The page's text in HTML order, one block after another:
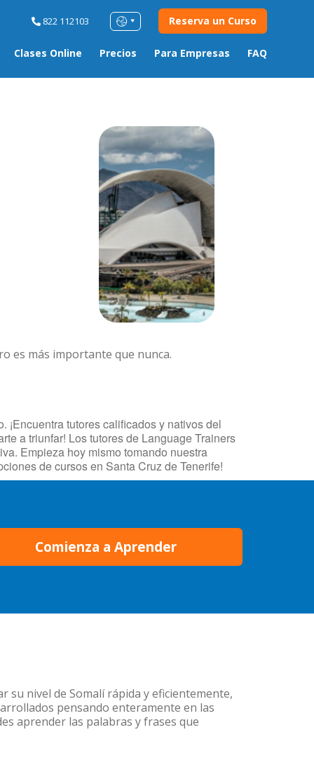
Clases Online Precios Para Empresas FAQ
822 112103 Reserva un Curso
es más importante que nunca.
tutores calificados y nativos del
a triunfar! Los tutores de Language Trainers
Empieza hoy mismo tomando nuestra
de cursos en Santa Cruz de Tenerife!
Comienza a Aprender
su nivel de Somalí rápida y eficientemente,
pensando enteramente en las
aprender las palabras y frases que